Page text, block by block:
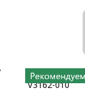
V3162-010